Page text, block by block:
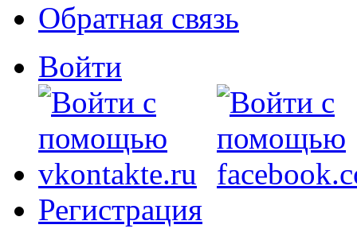
Обратная связь
Войти
Регистрация